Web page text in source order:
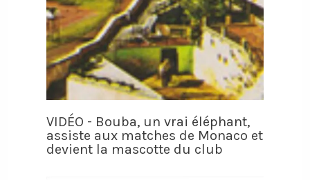
VIDÉO - Bouba, un vrai éléphant,
assiste aux matches de Monaco et
devient la mascotte du club